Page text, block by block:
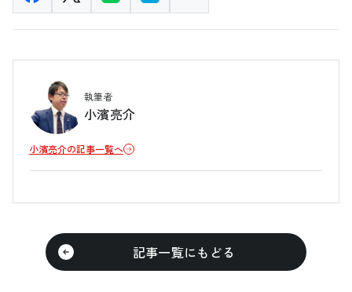
執筆者
小濱亮介
小濱亮介の記事一覧へ
記事一覧にもどる